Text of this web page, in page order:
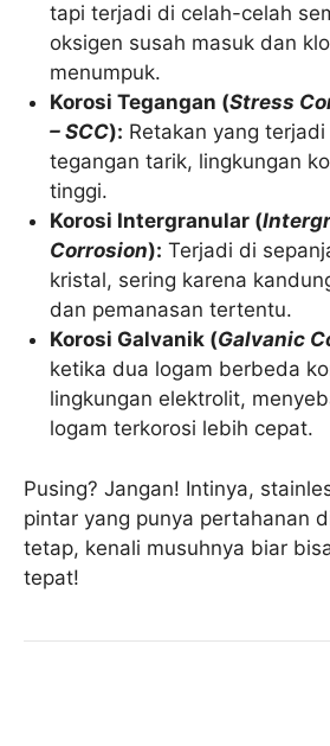
tapi terjadi di celah-celah
oksigen susah masuk dan
menumpuk.
Korosi Tegangan (Stress
– SCC): Retakan yang
tegangan tarik, lingkungan
tinggi.
Korosi Intergranular (
Corrosion): Terjadi di
kristal, sering karena
dan pemanasan tertentu.
Korosi Galvanik (Galvanic
ketika dua logam berbeda
lingkungan elektrolit,
logam terkorosi lebih cepat.
Pusing? Jangan! Intinya,
pintar yang punya pertahanan
tetap, kenali musuhnya biar
tepat!